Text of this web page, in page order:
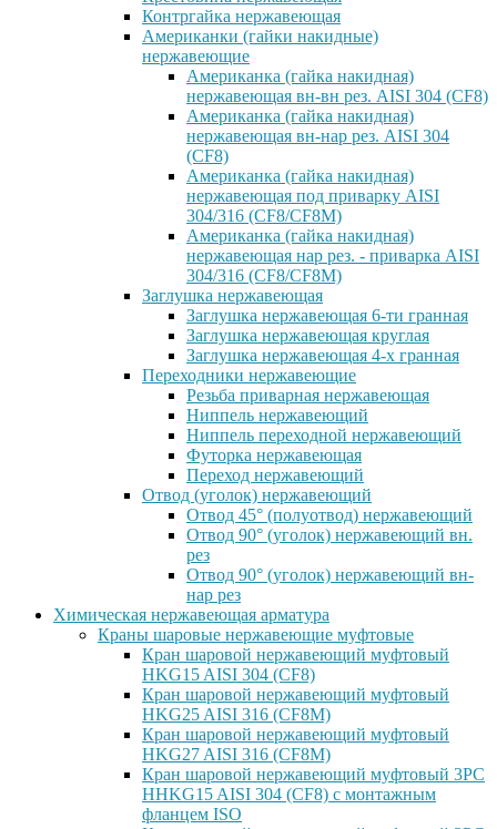
Контргайка нержавеющая
Американки (гайки накидные)
нержавеющие
Американка (гайка накидная)
нержавеющая вн-вн рез. AISI 304 (CF8)
Американка (гайка накидная)
нержавеющая вн-нар рез. AISI 304
(CF8)
Американка (гайка накидная)
нержавеющая под приварку AISI
304/316 (CF8/CF8M)
Американка (гайка накидная)
нержавеющая нар рез. - приварка AISI
304/316 (CF8/CF8M)
Заглушка нержавеющая
Заглушка нержавеющая 6-ти гранная
Заглушка нержавеющая круглая
Заглушка нержавеющая 4-х гранная
Переходники нержавеющие
Резьба приварная нержавеющая
Ниппель нержавеющий
Ниппель переходной нержавеющий
Футорка нержавеющая
Переход нержавеющий
Отвод (уголок) нержавеющий
Отвод 45° (полуотвод) нержавеющий
Отвод 90° (уголок) нержавеющий вн.
рез
Отвод 90° (уголок) нержавеющий вн-
нар рез
Химическая нержавеющая арматура
Краны шаровые нержавеющие муфтовые
Кран шаровой нержавеющий муфтовый
HKG15 AISI 304 (CF8)
Кран шаровой нержавеющий муфтовый
HKG25 AISI 316 (CF8M)
Кран шаровой нержавеющий муфтовый
HKG27 AISI 316 (CF8M)
Кран шаровой нержавеющий муфтовый 3PC
HHKG15 AISI 304 (CF8) с монтажным
фланцем ISO